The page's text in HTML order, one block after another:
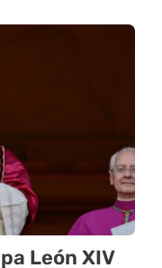
León XIV